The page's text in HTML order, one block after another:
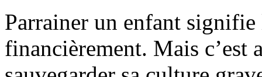
Parrainer un enfant signifie
financièrement. Mais